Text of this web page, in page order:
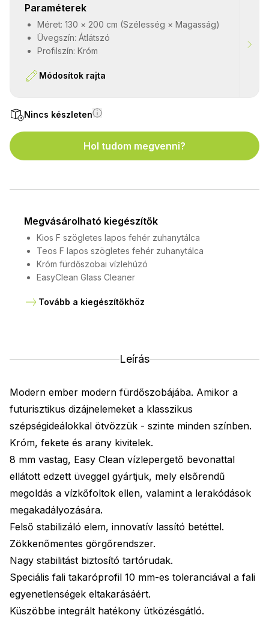
Paraméterek
Méret: 130 × 200 cm (Szélesség × Magasság)
Üvegszín: Átlátszó
Profilszín: Króm
Módosítok rajta
Nincs készleten
Hol tudom megvenni?
Megvásárolható kiegészítők
Kios F szögletes lapos fehér zuhanytálca
Teos F lapos szögletes fehér zuhanytálca
Króm fürdőszobai vízlehúzó
EasyClean Glass Cleaner
Tovább a kiegészítőkhöz
Leírás
Modern ember modern fürdőszobájába. Amikor a
futurisztikus dizájnelemeket a klasszikus
szépségideálokkal ötvözzük - szinte minden színben.
Króm, fekete és arany kivitelek.
8 mm vastag, Easy Clean vízlepergető bevonattal
ellátott edzett üveggel gyártjuk, mely elsőrendű
megoldás a vízkőfoltok ellen, valamint a lerakódások
megakadályozására.
Felső stabilizáló elem, innovatív lassító betéttel.
Zökkenőmentes görgőrendszer.
Nagy stabilitást biztosító tartórudak.
Speciális fali takaróprofil 10 mm-es toleranciával a fali
egyenetlenségek eltakarásáért.
Küszöbbe integrált hatékony ütközésgátló.